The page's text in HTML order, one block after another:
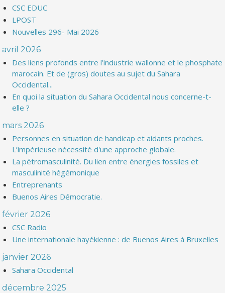
CSC EDUC
LPOST
Nouvelles 296- Mai 2026
avril 2026
Des liens profonds entre l’industrie wallonne et le phosphate
marocain. Et de (gros) doutes au sujet du Sahara
Occidental...
En quoi la situation du Sahara Occidental nous concerne-t-
elle ?
mars 2026
Personnes en situation de handicap et aidants proches.
L’impérieuse nécessité d'une approche globale.
La pétromasculinité. Du lien entre énergies fossiles et
masculinité hégémonique
Entreprenants
Buenos Aires Démocratie.
février 2026
CSC Radio
Une internationale hayékienne : de Buenos Aires à Bruxelles
janvier 2026
Sahara Occidental
décembre 2025